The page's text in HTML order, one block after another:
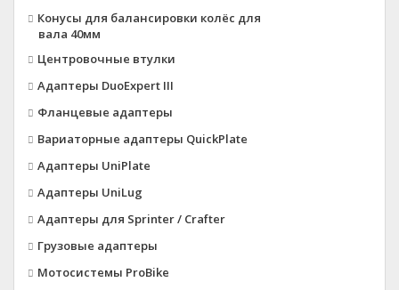
Конусы для балансировки колёс для
вала 40мм
Центровочные втулки
Адаптеры DuoExpert III
Фланцевые адаптеры
Вариаторные адаптеры QuickPlate
Адаптеры UniPlate
Адаптеры UniLug
Адаптеры для Sprinter / Crafter
Грузовые адаптеры
Мотосистемы ProBike